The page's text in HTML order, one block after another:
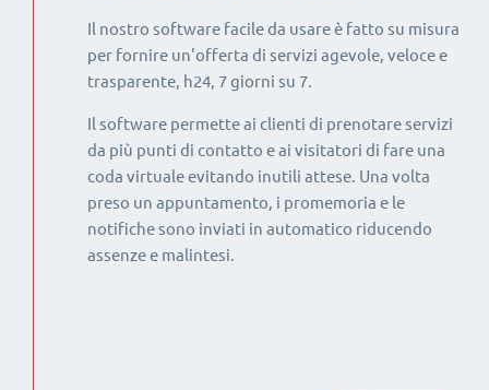
Il nostro software facile da usare è fatto su misura
per fornire un'offerta di servizi agevole, veloce e
trasparente, h24, 7 giorni su 7.
Il software permette ai clienti di prenotare servizi
da più punti di contatto e ai visitatori di fare una
coda virtuale evitando inutili attese. Una volta
preso un appuntamento, i promemoria e le
notifiche sono inviati in automatico riducendo
assenze e malintesi.